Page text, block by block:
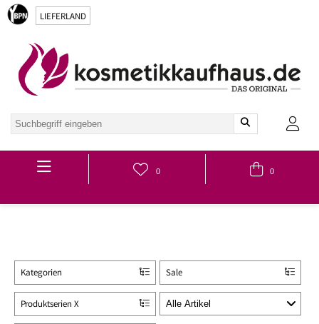
LIEFERLAND
Hauptmenü
0 0
Kategorien Sale
Produktserien X